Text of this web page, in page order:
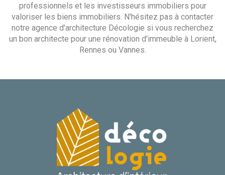
professionnels et les investisseurs immobiliers pour
valoriser les biens immobiliers. N'hésitez pas à contacter
notre agence d'architecture Décologie si vous recherchez
un bon architecte pour une rénovation d'immeuble à Lorient,
Rennes ou Vannes.